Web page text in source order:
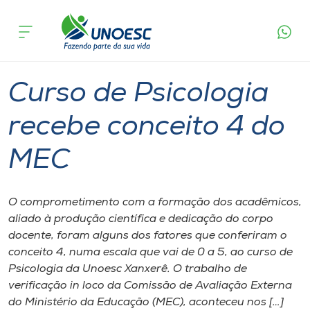
Cursos
Atendimento ao Estudante
Portal de Ensino
A
Internacionalização
acontece
Curso de Psicologia
recebe conceito 4 do
MEC
O comprometimento com a formação dos acadêmicos,
aliado à produção científica e dedicação do corpo
docente, foram alguns dos fatores que conferiram o
conceito 4, numa escala que vai de 0 a 5, ao curso de
Psicologia da Unoesc Xanxerê. O trabalho de
verificação in loco da Comissão de Avaliação Externa
do Ministério da Educação (MEC), aconteceu nos […]